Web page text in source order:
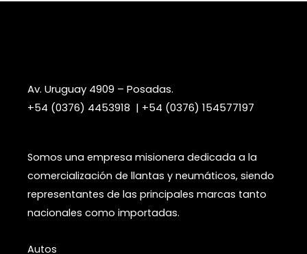
Av. Uruguay 4909 – Posadas.
+54 (0376) 4453918 | +54 (0376) 154577197
Somos una empresa misionera dedicada a la
comercialización de llantas y neumáticos, siendo
representantes de las principales marcas tanto
nacionales como importadas.
Autos